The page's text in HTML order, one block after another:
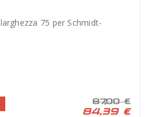
75 per Schmidt-
87,00 €
84,39 €